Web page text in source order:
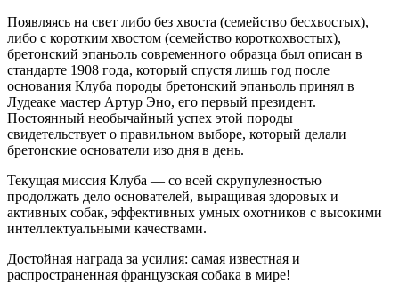
Появляясь на свет либо без хвоста (семейство бесхвостых),
либо с коротким хвостом (семейство короткохвостых),
бретонский эпаньоль современного образца был описан в
стандарте 1908 года, который спустя лишь год после
основания Клуба породы бретонский эпаньоль принял в
Лудеаке мастер Артур Эно, его первый президент.
Постоянный необычайный успех этой породы
свидетельствует о правильном выборе, который делали
бретонские основатели изо дня в день.
Текущая миссия Клуба — со всей скрупулезностью
продолжать дело основателей, выращивая здоровых и
активных собак, эффективных умных охотников с высокими
интеллектуальными качествами.
Достойная награда за усилия: самая известная и
распространенная французская собака в мире!